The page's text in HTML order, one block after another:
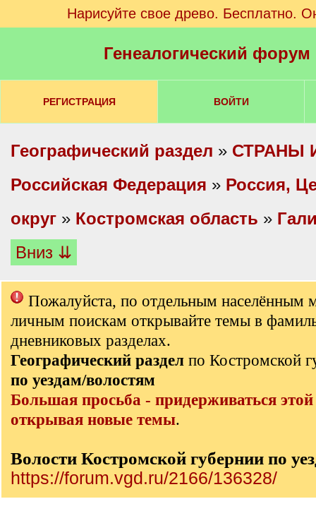
Нарисуйте свое древо. Бесплатно.
Генеалогический
РЕГИСТРАЦИЯ ВОЙТИ
Географический раздел » СТРАНЫ
Российская Федерация » Россия,
округ » Костромская область »
Вниз ⇊
Пожалуйста, по отдельным населённым
личным поискам открывайте темы в
дневниковых разделах.
Географический раздел по Костромской
по уездам/волостям
Большая просьба - придерживаться
открывая новые темы.
Волости Костромской губернии по
https://forum.vgd.ru/2166/136328/